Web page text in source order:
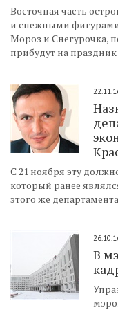
Восточная часть
и снежными фигурами
Мороз и Снегурочка,
прибудут на
C 21 ноября эту
который ранее
этого же
В